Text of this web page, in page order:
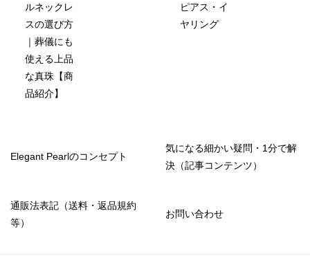
ルネックレ
スの選び方
｜葬儀にも
使える上品
な真珠【商
品紹介】
ピアス・イ
ヤリング
Elegant Pearlのコンセプト
気になる細かい疑問・1分で解
決（記事コンテンツ）
通販法表記（送料・返品規約
等）
お問い合わせ